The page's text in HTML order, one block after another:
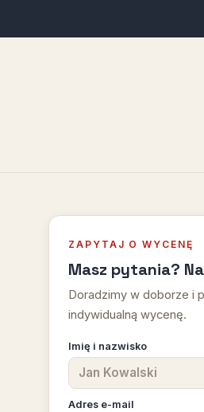
ZAPYTAJ O WYCENĘ
Masz pytania?
Doradzimy w doborze i
indywidualną wycenę.
Imię i nazwisko
Adres e-mail